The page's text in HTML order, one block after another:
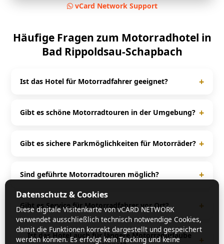
vCard Network Support
Häufige Fragen zum Motorradhotel in
Bad Rippoldsau-Schapbach
Ist das Hotel für Motorradfahrer geeignet? +
Motorradfahrer ausgerichtet und bietet passende
Gibt es schöne Motorradtouren in der Umgebung? +
Schwarzwald gibt es zahlreiche kurvenreiche Strecken
Gibt es sichere Parkmöglichkeiten für Motorräder? +
Stellplätze oder spezielle Motorradparkplätze für
Sind geführte Motorradtouren möglich? +
In vielen Fällen ja. Häufig werden geführte Touren
angeboten oder detaillierte Tourenvorschläge direkt
vom Gastgeber bereitgestellt.
Gibt es Service für Motorradfahrer vor Ort? +
Ja, viele Häuser bieten Extras wie Werkzeug,
Waschmöglichkeiten, Tourenkarten oder sogar einen
Ist das Hotel auch für längere Motorradurlaube
+
Datenschutz & Cookies
Diese digitale Visitenkarte von vCARD NETWORK
verwendet ausschließlich technisch notwendige Cookies,
damit die Funktionen korrekt dargestellt und gespeichert
werden können. Es erfolgt kein Tracking und keine